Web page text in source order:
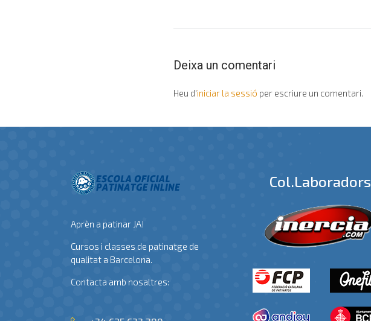
Deixa un comentari
Heu d'iniciar la sessió per escriure un comentari.
Aprèn a patinar JA!
Cursos i classes de patinatge de
qualitat a Barcelona.
Contacta amb nosaltres:
Col.laboradors